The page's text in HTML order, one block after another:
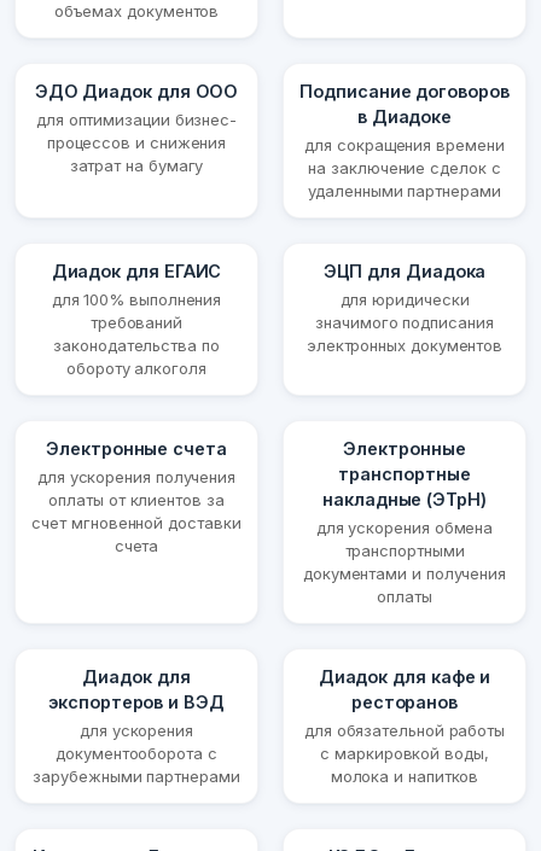
объемах документов
ЭДО Диадок для ООО
для оптимизации бизнес-
процессов и снижения
затрат на бумагу
Подписание договоров
в Диадоке
для сокращения времени
на заключение сделок с
удаленными партнерами
Диадок для ЕГАИС
для 100% выполнения
требований
законодательства по
обороту алкоголя
ЭЦП для Диадока
для юридически
значимого подписания
электронных документов
Электронные счета
для ускорения получения
оплаты от клиентов за
счет мгновенной доставки
счета
Электронные
транспортные
накладные (ЭТрН)
для ускорения обмена
транспортными
документами и получения
оплаты
Диадок для
экспортеров и ВЭД
для ускорения
документооборота с
зарубежными партнерами
Диадок для кафе и
ресторанов
для обязательной работы
с маркировкой воды,
молока и напитков